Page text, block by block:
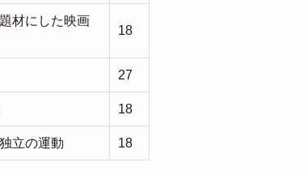
材にした映画
18
27
18
立の運動 18